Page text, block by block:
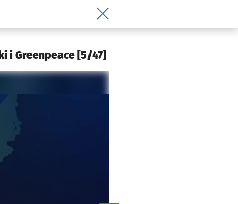
Wróć do artykułu Zatruta Odra. Trzy
i Greenpeace [5/47]